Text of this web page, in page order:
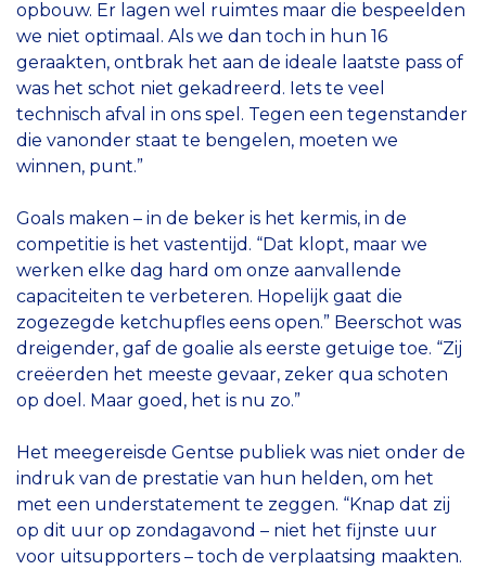
opbouw. Er lagen wel ruimtes maar die bespeelden
we niet optimaal. Als we dan toch in hun 16
geraakten, ontbrak het aan de ideale laatste pass of
was het schot niet gekadreerd. Iets te veel
technisch afval in ons spel. Tegen een tegenstander
die vanonder staat te bengelen, moeten we
winnen, punt.”
Goals maken – in de beker is het kermis, in de
competitie is het vastentijd. “Dat klopt, maar we
werken elke dag hard om onze aanvallende
capaciteiten te verbeteren. Hopelijk gaat die
zogezegde ketchupfles eens open.” Beerschot was
dreigender, gaf de goalie als eerste getuige toe. “Zij
creëerden het meeste gevaar, zeker qua schoten
op doel. Maar goed, het is nu zo.”
Het meegereisde Gentse publiek was niet onder de
indruk van de prestatie van hun helden, om het
met een understatement te zeggen. “Knap dat zij
op dit uur op zondagavond – niet het fijnste uur
voor uitsupporters – toch de verplaatsing maakten.